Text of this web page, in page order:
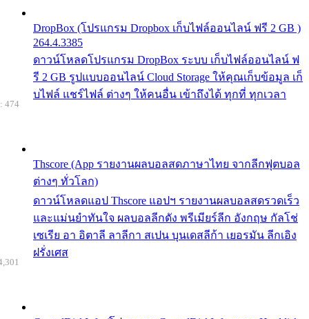
DropBox (โปรแกรม Dropbox เก็บไฟล์ออนไลน์ ฟรี 2 GB )
264.4.3385
ดาวน์โหลดโปรแกรม DropBox ระบบ เก็บไฟล์ออนไลน์ ฟ
รี 2 GB รูปแบบออนไลน์ Cloud Storage ให้คุณเก็บข้อมูล เก็
บไฟล์ แชร์ไฟล์ ต่างๆ ให้คนอื่น เข้าถึงได้ ทุกที่ ทุกเวลา
Thscore (App รายงานผลบอลสดภาษาไทย จากลีกฟุตบอล
ต่างๆ ทั่วโลก)
ดาวน์โหลดแอป Thscore แอปฯ รายงานผลบอลสดรวดเร็ว
และแม่นยำทันใจ ผลบอลลีกดัง พรีเมียร์ลีก อังกฤษ กัลโช่
เซเรีย อา อิตาลี ลาลีกา สเปน บุนเดสลีก้า เยอรมัน ลีกเอิง
ฝรั่งเศส
474